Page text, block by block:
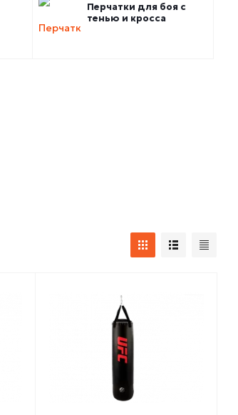
Перчатки для боя с
тенью и кросса